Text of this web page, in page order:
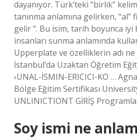
dayanıyor. Türk’teki “birlik”
tanınma anlamına gelirken, “al”
gelir “. Bu isim, tarih boyunca iyi
insanları sunma anlamında
Upperplate ve özelliklerin adı
İstanbul’da Uzaktan Öğretim
›UNAL-İSMIN-ERICICI-KO …
Bölge Eğitim Sertifikası
UNLINICTIONT GİRİŞ
Soy ismi ne